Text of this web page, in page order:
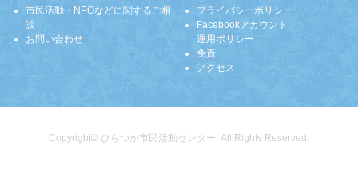
市民活動・NPOなどに関するご相
談
お問い合わせ
プライバシーポリシー
Facebookアカウント
運用ポリシー
免責
アクセス
Copyright© ひらつか市民活動センター. All Rights Reserved.